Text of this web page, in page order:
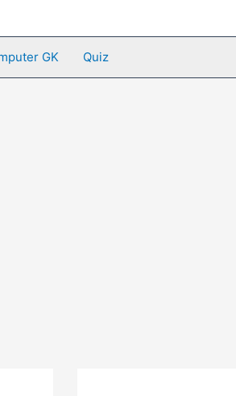
GK Quiz